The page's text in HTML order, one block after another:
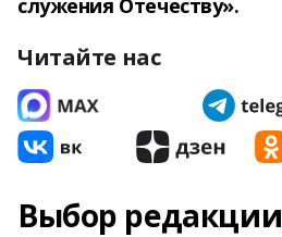
служения Отечеству».
Читайте нас
Выбор редакции